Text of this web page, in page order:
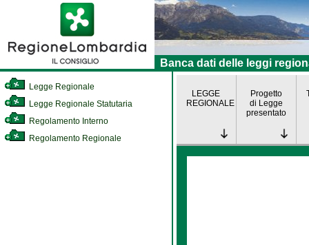
Banca dati delle leggi
Legge Regionale
Legge Regionale Statutaria
Regolamento Interno
Regolamento Regionale
LEGGE
REGIONALE
Progetto
di Legge
presentato